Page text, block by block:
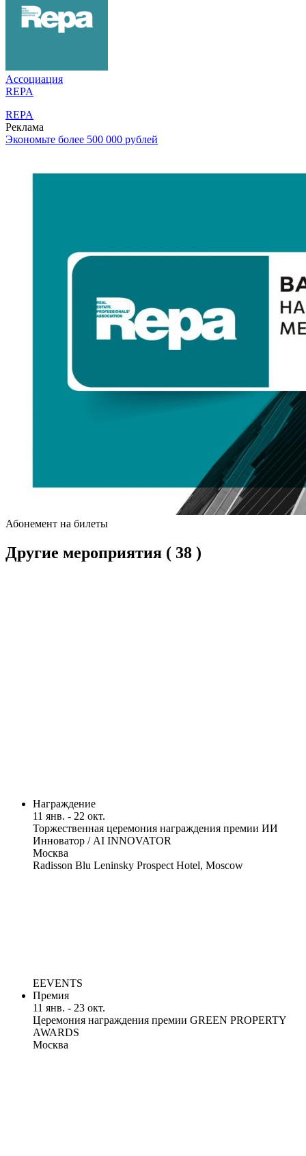
Ассоциация
REPA
REPA
Реклама
Экономьте более 500 000 рублей
Абонемент на билеты
Другие мероприятия ( 38 )
Награждение
11 янв. - 22 окт.
Торжественная церемония награждения премии ИИ
Инноватор / AI INNOVATOR
Москва
Radisson Blu Leninsky Prospect Hotel, Moscow
EEVENTS
Премия
11 янв. - 23 окт.
Церемония награждения премии GREEN PROPERTY
AWARDS
Москва